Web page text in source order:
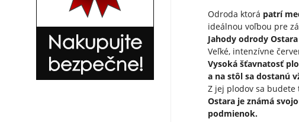
Odroda ktorá patrí
ideálnou voľbou pre
Jahody odrody
Veľké, intenzívne
Vysoká šťavnatosť
a na stôl sa dostanú
Z jej plodov sa budete
Ostara je známá
podmienok.